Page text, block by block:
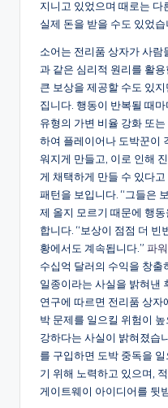
지니고 있었으며 때로는 다
실제 돈을 받을 수도 있었습
소어는 전리품 상자가 사람
과 같은 심리적 원리를 활
큰 보상을 제공할 수도 있
집니다. 행동이 반복될 때
유형의 가변 비율 강화 또
하여 플레이어나 도박꾼이
워지게 만들고, 이로 인해
게 채택하게 만들 수 있다
패턴을 보입니다. “그들은
제 올지 모르기 때문에 행
합니다. “보상이 점점 더
황에서도 계속됩니다.” 파
수십억 달러의 수익을 창출
일종이라는 사실을 밝혀낸
연구에 따르면 전리품 상자
박 문제를 일으킬 위험이
강하다는 사실이 밝혀졌습
를 구입하면 도박 중독을
기 위해 노력하고 있으며,
게이트웨이 아이디어를 뒷